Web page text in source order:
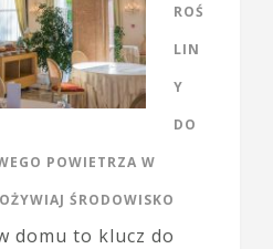
ROŚ
LIN
Y
DO
POWIETRZA W
ŚRODOWISKO
domu to klucz do